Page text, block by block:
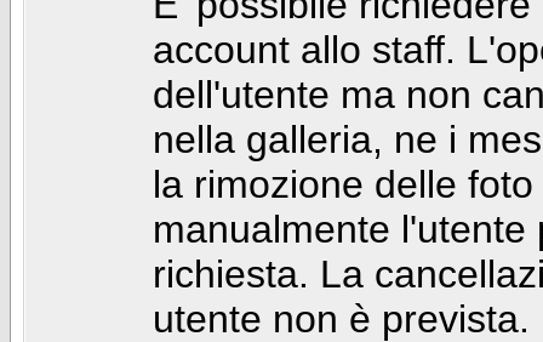
account allo staff.
dell'utente ma non
nella galleria, ne i
la rimozione delle
manualmente
richiesta. La
utente non è prevista.